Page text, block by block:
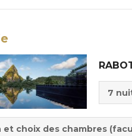
pension
:
7
et choix des chambres